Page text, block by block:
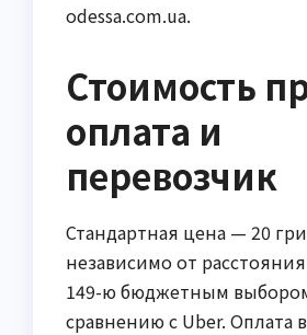
odessa.com.ua.
Стоимость
оплата и
перевозчик
Стандартная цена — 20
независимо от
149-ю бюджетным
сравнению с Uber. Оплата